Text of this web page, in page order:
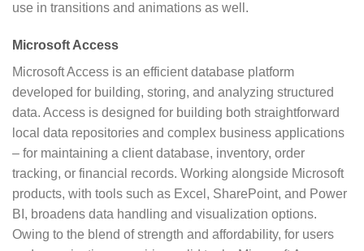
use in transitions and animations as well.
Microsoft Access
Microsoft Access is an efficient database platform
developed for building, storing, and analyzing structured
data. Access is designed for building both straightforward
local data repositories and complex business applications
– for maintaining a client database, inventory, order
tracking, or financial records. Working alongside Microsoft
products, with tools such as Excel, SharePoint, and Power
BI, broadens data handling and visualization options.
Owing to the blend of strength and affordability, for users